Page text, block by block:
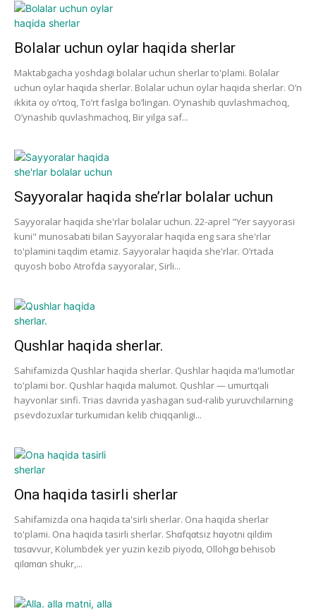
Bolalar uchun oylar haqida sherlar
Maktabgacha yoshdagi bolalar uchun sherlar to'plami. Bolalar
uchun oylar haqida sherlar. Bolalar uchun oylar haqida sherlar. O’n
ikkita oy o’rtoq, To’rt faslga bo’lingan. O’ynashib quvlashmachoq,
O’ynashib quvlashmachoq, Bir yilga saf...
Sayyoralar haqida she’rlar bolalar uchun
Sayyoralar haqida she'rlar bolalar uchun. 22-aprel "Yer sayyorasi
kuni" munosabati bilan Sayyoralar haqida eng sara she'rlar
to'plamini taqdim etamiz. Sayyoralar haqida she'rlar. O’rtada
quyosh bobo Atrofda sayyoralar, Sirli...
Qushlar haqida sherlar.
Sahifamizda Qushlar haqida sherlar. Qushlar haqida ma'lumotlar
to'plami bor. Qushlar haqida malumot. Qushlar — umurtqali
hayvonlar sinfi. Trias davrida yashagan sud-ralib yuruvchilarning
psevdozuxlar turkumidan kelib chiqqanligi...
Ona haqida tasirli sherlar
Sahifamizda ona haqida ta'sirli sherlar. Ona haqida sherlar
to'plami. Ona haqida tasirli sherlar. Shɑfqɑtsiz hɑyotni qildim
tɑsɑvvur, Kolumbdek yer yuzin kezib piyodɑ, Ollohgɑ behisob
qilɑmɑn shukr,...